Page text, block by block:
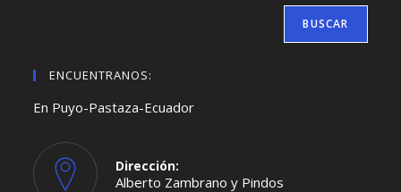
BUSCAR
ENCUENTRANOS:
En Puyo-Pastaza-Ecuador
Dirección:
Alberto Zambrano y Pindos